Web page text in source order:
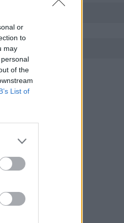
or
to
may
of the
List of